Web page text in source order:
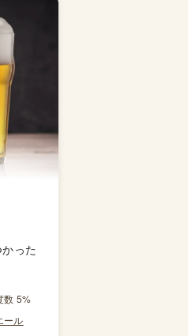
った
数 5%
ール